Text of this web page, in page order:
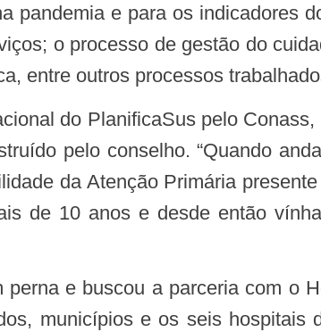
pandemia e para os indicadores
o processo de gestão do
entre outros processos
pelo conselho. “Quando
da Atenção Primária
de 10 anos e desde então
municípios e os seis hospitais